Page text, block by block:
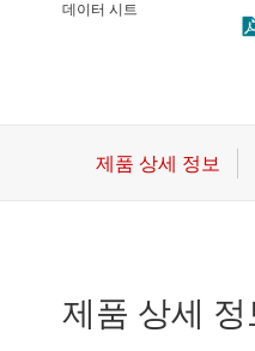
배
데이터 시트
제품 상세 정